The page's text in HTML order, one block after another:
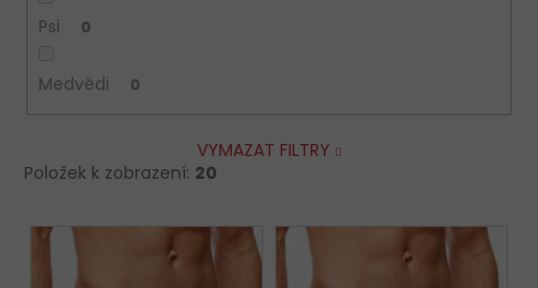
Psi 0
Medvědi 0
VYMAZAT FILTRY
Položek k zobrazení: 20
V